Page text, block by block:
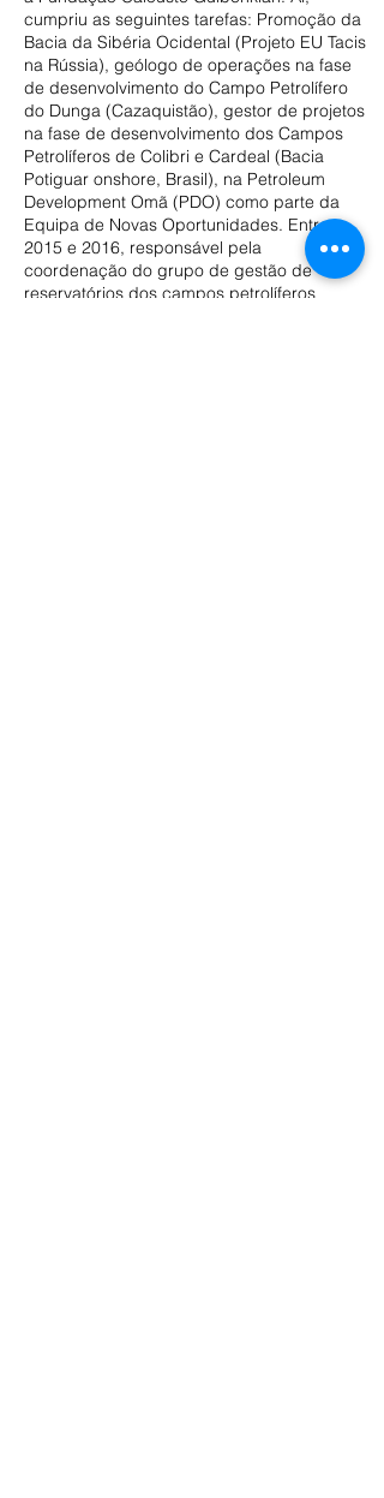
cumpriu as seguintes tarefas: Promoção da
Bacia da Sibéria Ocidental (Projeto EU Tacis
na Rússia), geólogo de operações na fase
de desenvolvimento do Campo Petrolífero
do Dunga (Cazaquistão), gestor de projetos
na fase de desenvolvimento dos Campos
Petrolíferos de Colibri e Cardeal (Bacia
Potiguar onshore, Brasil), na Petroleum
Development Omã (PDO) como parte da
Equipa de Novas Oportunidades. Entre
2015 e 2016, responsável pela
coordenação do grupo de gestão de
reservatórios dos campos petrolíferos